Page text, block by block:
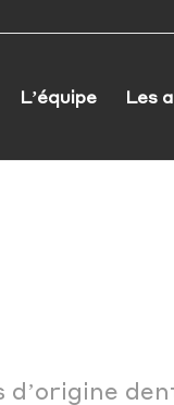
L’équipe Les